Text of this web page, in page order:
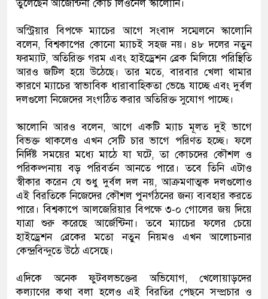
তুলেছেন আর্জেন্টিনা কোচ লিওনেল স্কালোনি।
অস্ট্রিয়ার বিপক্ষে ম্যাচের আগে সংবাদ সম্মেলনে স্কালোনি
বলেন, বিশ্বকাপের কোনো ম্যাচই সহজ নয়। ৪৮ দলের নতুন
ফরম্যাট, অতিরিক্ত গরম এবং হাইড্রেশন ব্রেক মিলিয়ে পরিস্থিতি
আরও জটিল হয়ে উঠেছে। তার মতে, বারবার খেলা থামার
কারণে ম্যাচের স্বাভাবিক ধারাবাহিকতা ভেঙে যাচ্ছে এবং দুর্বল
দলগুলো নিজেদের সংগঠিত করার অতিরিক্ত সুযোগ পাচ্ছে।
স্কালোনি আরও বলেন, আগে একটি ম্যাচ মূলত দুই ভাগে
বিভক্ত থাকলেও এখন সেটি চার ভাগে পরিণত হচ্ছে। ফলে
নির্দিষ্ট সময়ের মধ্যে মাঠে যা ঘটে, তা কোচদের কৌশল ও
পরিকল্পনায় বড় পরিবর্তন আনতে পারে। তবে তিনি এটাও
স্বীকার করেন যে শুধু দুর্বল দল নয়, আক্রমণাত্মক দলগুলোও
এই বিরতিকে নিজেদের কৌশল পুনর্গঠনের জন্য ব্যবহার করতে
পারে। বিশ্বকাপে আলজেরিয়ার বিপক্ষে ৩-০ গোলের জয় দিয়ে
যাত্রা শুরু করেছে আর্জেন্টিনা। তবে ম্যাচের ফলের চেয়ে
হাইড্রেশন ব্রেকের মতো নতুন নিয়মও এখন আলোচনার
কেন্দ্রবিন্দুতে উঠে এসেছে।
এদিকে অনেক ফুটবলভক্তের অভিযোগ, খেলোয়াড়দের
কল্যাণের কথা বলা হলেও এই বিরতির পেছনে সম্প্রচার ও